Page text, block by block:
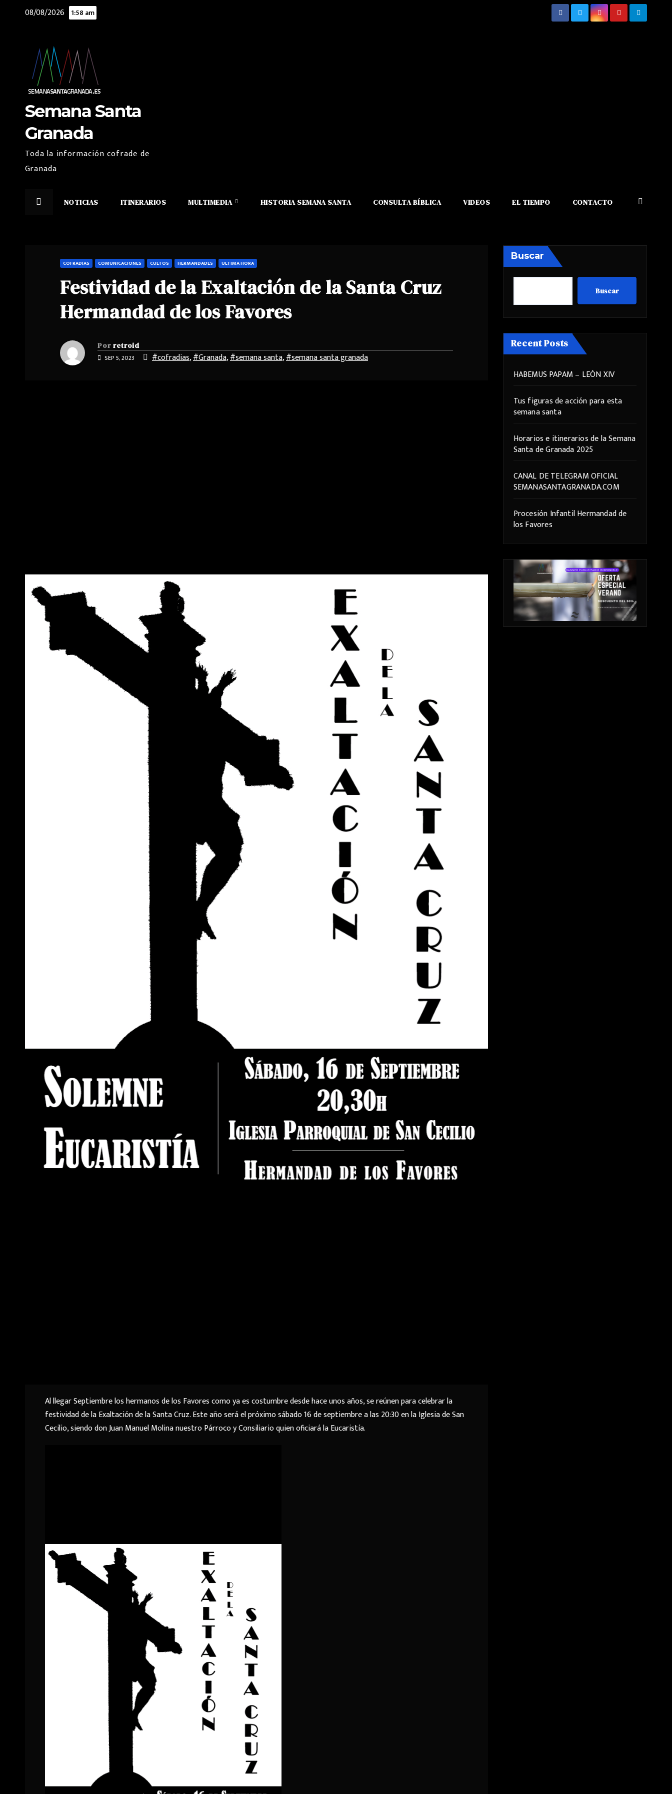
08/08/2026 1:58 am
Semana Santa
Granada
Toda la información cofrade de
Granada
NOTICIAS ITINERARIOS MULTIMEDIA HISTORIA SEMANA SANTA CONSULTA BÍBLICA VIDEOS EL TIEMPO CONTACTO
COFRADÍAS COMUNICACIONES CULTOS HERMANDADES ULTIMA HORA
Festividad de la Exaltación de la Santa Cruz
Hermandad de los Favores
Por retroid
SEP 5, 2023
#cofradias,#Granada,#semana santa,#semana santa granada
Al llegar Septiembre los hermanos de los Favores como ya es costumbre desde hace unos años, se reúnen para celebrar la
festividad de la Exaltación de la Santa Cruz. Este año será el próximo sábado 16 de septiembre a las 20:30 en la Iglesia de San
Cecilio, siendo don Juan Manuel Molina nuestro Párroco y Consiliario quien oficiará la Eucaristía.
Buscar
Buscar
Recent Posts
HABEMUS PAPAM – LEÓN XIV
Tus figuras de acción para esta
semana santa
Horarios e itinerarios de la Semana
Santa de Granada 2025
CANAL DE TELEGRAM OFICIAL
SEMANASANTAGRANADA.COM
Procesión Infantil Hermandad de
los Favores